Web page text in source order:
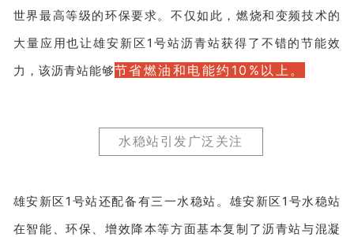
世界最高等级的环保要求。不仅如此，燃烧和变频技术的
大量应用也让雄安新区1号站沥青站获得了不错的节能效
力，该沥青站能够节省燃油和电能约10%以上。
水稳站引发广泛关注
雄安新区1号站还配备有三一水稳站。雄安新区1号水稳站
在智能、环保、增效降本等方面基本复制了沥青站与混凝